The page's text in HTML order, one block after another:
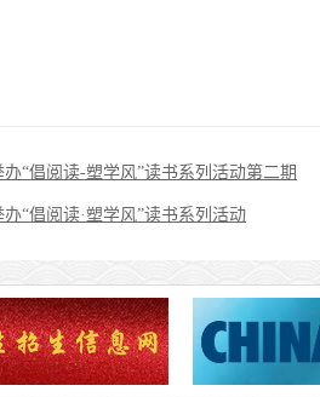
“倡阅读-塑学风”读书系列活动第二期
“倡阅读·塑学风”读书系列活动